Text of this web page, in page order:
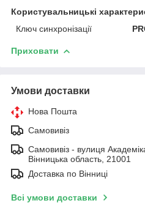
Користувальницькі
Ключ синхронізації
Приховати
Умови доставки
Нова Пошта
Самовивіз
Самовивіз - вулиця
Вінницька область, 21001
Доставка по Вінниці
Всі умови доставки